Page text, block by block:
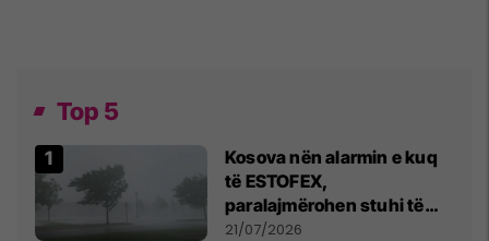
Top 5
Kosova nën alarmin e kuq
të ESTOFEX,
paralajmërohen stuhi të
fuqishme me breshër dhe
21/07/2026